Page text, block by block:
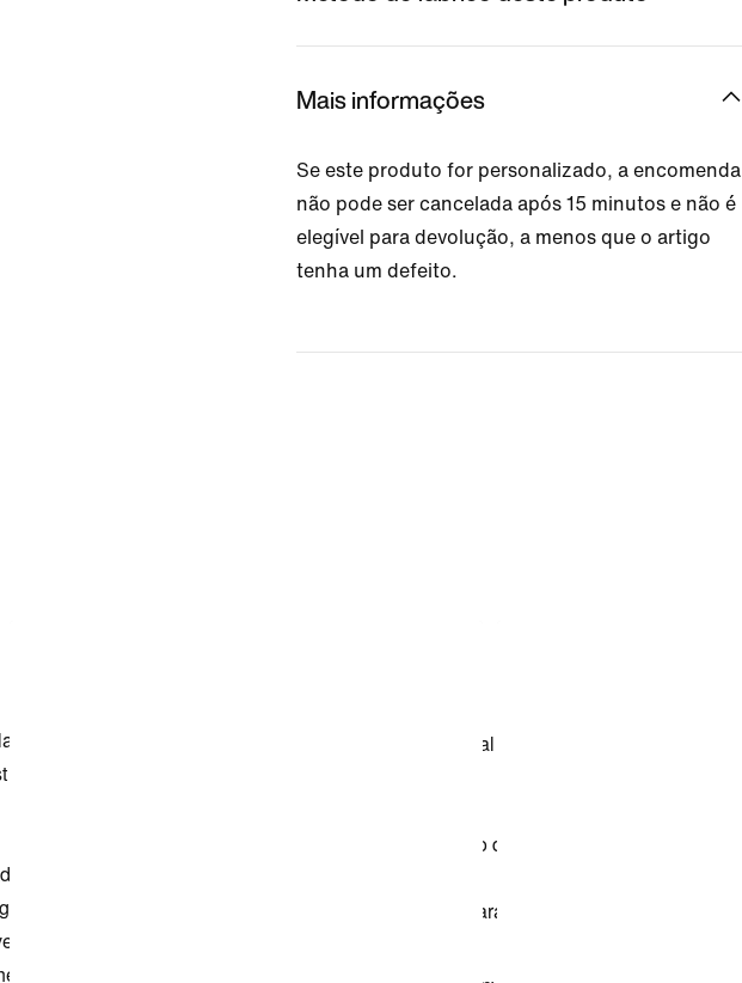
Mais informações
Se este produto for personalizado, a encomenda
não pode ser cancelada após 15 minutos e não é
elegível para devolução, a menos que o artigo
tenha um defeito.